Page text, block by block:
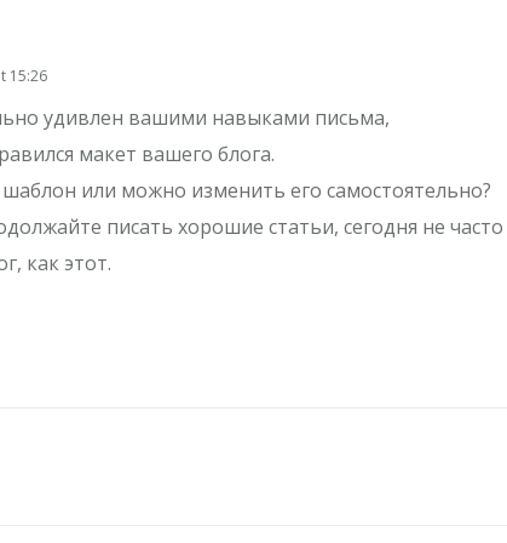
15:26
удивлен вашими навыками письма,
макет вашего блога.
или можно изменить его самостоятельно?
писать хорошие статьи, сегодня не
как этот.